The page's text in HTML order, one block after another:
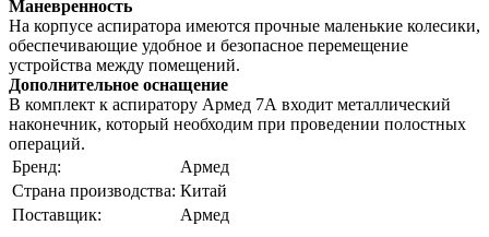
Маневренность
На корпусе аспиратора имеются прочные маленькие колесики,
обеспечивающие удобное и безопасное перемещение
устройства между помещений.
Дополнительное оснащение
В комплект к аспиратору Армед 7А входит металлический
наконечник, который необходим при проведении полостных
операций.
Бренд:
Армед
Страна производства: Китай
Поставщик:
Армед